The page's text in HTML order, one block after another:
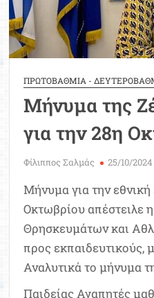
ΠΡΩΤΟΒΑΘΜΙΑ -
Μήνυμα της
για την 28η
Φίλιππος Σαλμάς 25/10/2024
Μήνυμα για την εθνική
Οκτωβρίου απέστειλε
Θρησκευμάτων και
προς εκπαιδευτικούς,
Αναλυτικά το μήνυμα
Παιδείας Αγαπητές